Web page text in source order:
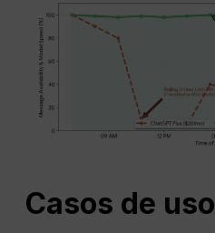
Casos de uso